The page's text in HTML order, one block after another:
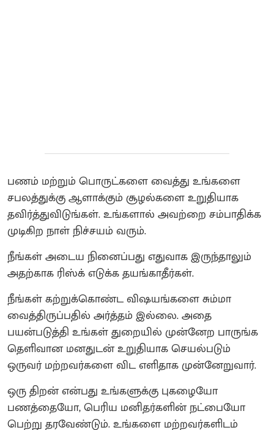
பணம் மற்றும் பொருட்களை வைத்து உங்களை
சபலத்துக்கு ஆளாக்கும் சூழல்களை உறுதியாக
தவிர்த்துவிடுங்கள். உங்களால் அவற்றை சம்பாதிக்க
முடிகிற நாள் நிச்சயம் வரும்.
நீங்கள் அடைய நினைப்பது எதுவாக இருந்தாலும்
அதற்காக ரிஸ்க் எடுக்க தயங்காதீர்கள்.
நீங்கள் கற்றுக்கொண்ட விஷயங்களை சும்மா
வைத்திருப்பதில் அர்த்தம் இல்லை. அதை
பயன்படுத்தி உங்கள் துறையில் முன்னேற பாருங்க
தெளிவான மனதுடன் உறுதியாக செயல்படும்
ஒருவர் மற்றவர்களை விட எளிதாக முன்னேறுவார்.
ஒரு திறன் என்பது உங்களுக்கு புகழையோ
பணத்தையோ, பெரிய மனிதர்களின் நட்பையோ
பெற்று தரவேண்டும். உங்களை மற்றவர்களிடம்